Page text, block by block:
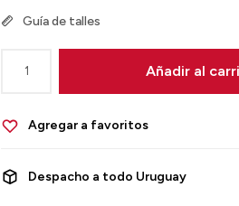
Guía de talles
1 Añadir al
Despacho a todo Uruguay